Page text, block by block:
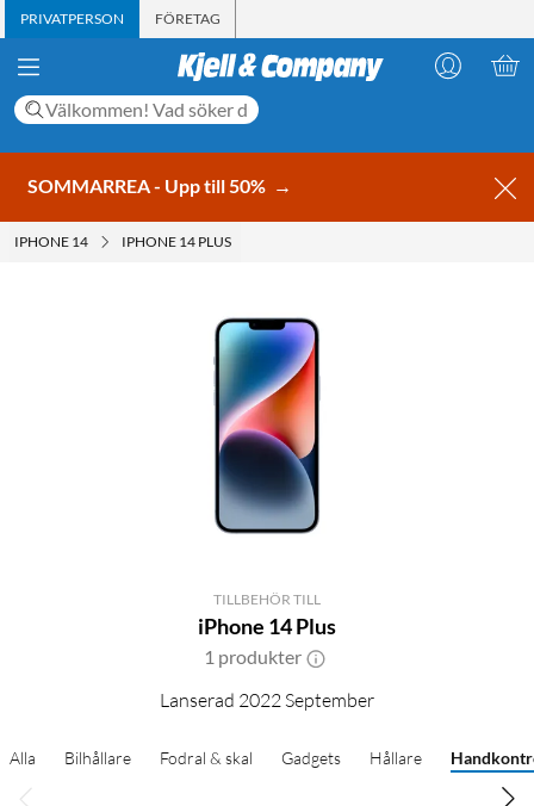
PRIVATPERSON FÖRETAG
SOMMARREA - Upp till 50% →
IPHONE 14 IPHONE 14 PLUS
TILLBEHÖR TILL
iPhone 14 Plus
1 produkter
Lanserad 2022 September
Alla Bilhållare Fodral & skal Gadgets Hållare